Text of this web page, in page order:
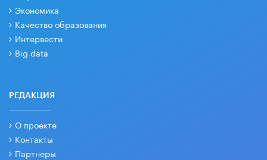
Экономика
Качество образования
Интервести
Big data
РЕДАКЦИЯ
О проекте
Контакты
Партнеры